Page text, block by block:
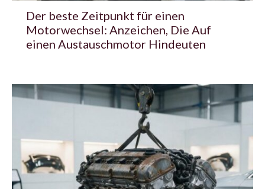
Der beste Zeitpunkt für einen
Motorwechsel: Anzeichen, Die Auf
einen Austauschmotor Hindeuten